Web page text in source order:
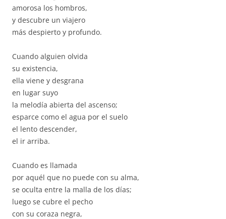
amorosa los hombros,
y descubre un viajero
más despierto y profundo.
Cuando alguien olvida
su existencia,
ella viene y desgrana
en lugar suyo
la melodía abierta del ascenso;
esparce como el agua por el suelo
el lento descender,
el ir arriba.
Cuando es llamada
por aquél que no puede con su alma,
se oculta entre la malla de los días;
luego se cubre el pecho
con su coraza negra,